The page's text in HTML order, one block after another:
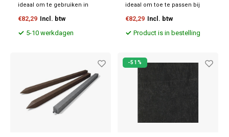
ideaal om te gebruiken in
kunststof borderrol en
kunststof borderplank. De
€82,29 Incl. btw
5-10 werkdagen
ideaal om toe te passen bij
bij het maken van borders.
€82,29 Incl. btw
Product is in bestelling
-51%